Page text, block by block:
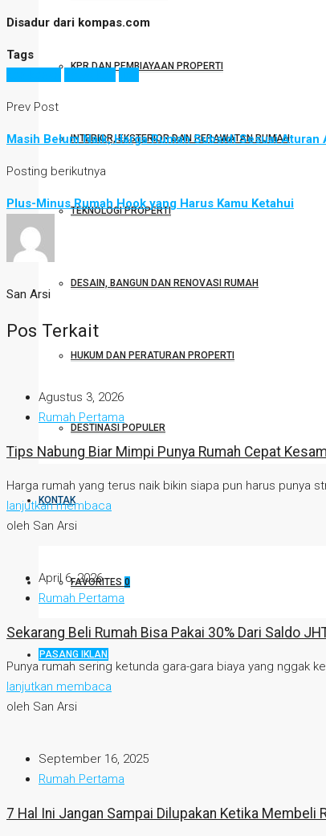
KPR DAN PEMBIAYAAN PROPERTI
INTERIOR, EKSTERIOR DAN PERAWATAN RUMAH
TEKNOLOGI PROPERTI
DESAIN, BANGUN DAN RENOVASI RUMAH
HUKUM DAN PERATURAN PROPERTI
DESTINASI POPULER
KONTAK
FAVORITES 0
PASANG IKLAN
Disadur dari kompas.com
Tags
Prev Post
Masih Belum Naik, Harga Rumah Subsidi Sesuai Aturan
Posting berikutnya
Plus-Minus Rumah Hook yang Harus Kamu Ketahui
San Arsi
Pos Terkait
Agustus 3, 2026
Rumah Pertama
Tips Nabung Biar Mimpi Punya Rumah Cepat
Harga rumah yang terus naik bikin siapa pun harus punya
lanjutkan membaca
oleh San Arsi
April 6, 2026
Rumah Pertama
Sekarang Beli Rumah Bisa Pakai 30% Dari Saldo
Punya rumah sering ketunda gara-gara biaya yang nggak
lanjutkan membaca
oleh San Arsi
September 16, 2025
Rumah Pertama
7 Hal Ini Jangan Sampai Dilupakan Ketika Membeli